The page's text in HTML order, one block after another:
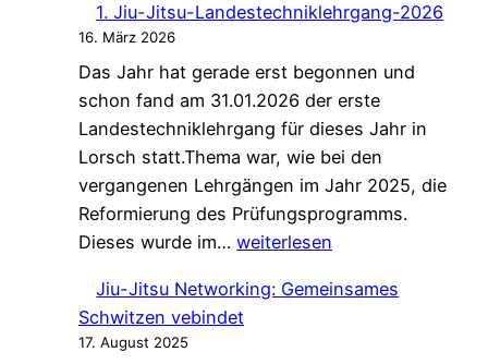
Jitsu
Landestechniklehrgang
und
Prüferlizenzlehrgang
2026
1. Jiu-Jitsu-Landestechniklehrgang-2026
16. März 2026
Das Jahr hat gerade erst begonnen und
schon fand am 31.01.2026 der erste
Landestechniklehrgang für dieses Jahr in
Lorsch statt.Thema war, wie bei den
vergangenen Lehrgängen im Jahr 2025, die
Reformierung des Prüfungsprogramms.
Dieses wurde im… 1.
Jitsu-
Landestechniklehrgang-
weiterlesen
Jiu-Jitsu Networking: Gemeinsames
Schwitzen vebindet
17. August 2025